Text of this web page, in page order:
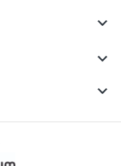


